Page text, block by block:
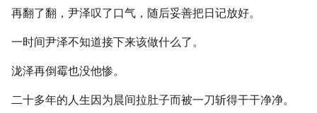
再翻了翻，尹泽叹了口气，随后妥善把日记放好。
一时间尹泽不知道接下来该做什么了。
泷泽再倒霉也没他惨。
二十多年的人生因为晨间拉肚子而被一刀斩得干干净净。